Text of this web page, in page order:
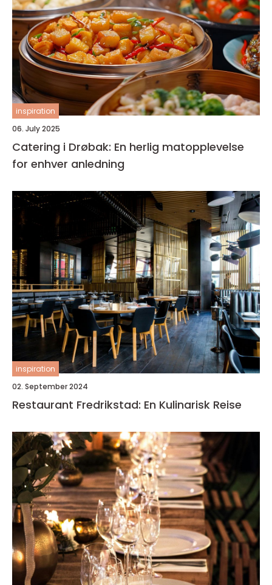
inspiration
06. July 2025
Catering i Drøbak: En herlig matopplevelse
for enhver anledning
inspiration
02. September 2024
Restaurant Fredrikstad: En Kulinarisk Reise